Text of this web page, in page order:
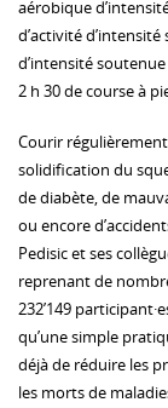
aérobique
d’activité
d’intensité
2 h 30 de course à
Courir
solidification du
de diabète, de
ou encore
Pedisic et ses
reprenant de
232’149
qu’une simple
déjà de réduire les
les morts de